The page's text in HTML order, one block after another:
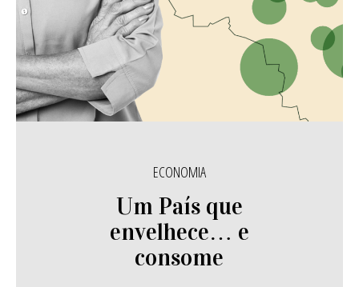
ECONOMIA
Um País que
envelhece… e
consome